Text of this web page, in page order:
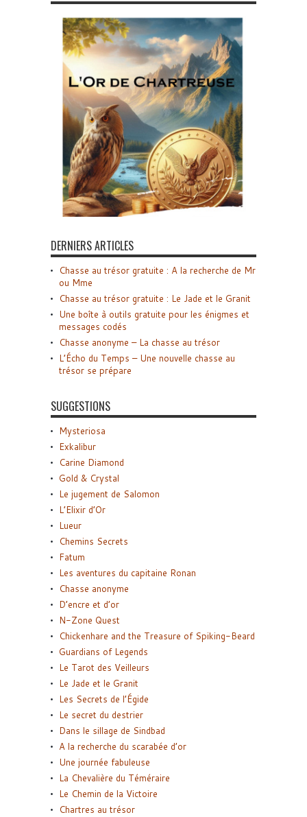
DERNIERS ARTICLES
Chasse au trésor gratuite : A la recherche de Mr
ou Mme
Chasse au trésor gratuite : Le Jade et le Granit
Une boîte à outils gratuite pour les énigmes et
messages codés
Chasse anonyme – La chasse au trésor
L’Écho du Temps – Une nouvelle chasse au
trésor se prépare
SUGGESTIONS
Mysteriosa
Exkalibur
Carine Diamond
Gold & Crystal
Le jugement de Salomon
L’Elixir d’Or
Lueur
Chemins Secrets
Fatum
Les aventures du capitaine Ronan
Chasse anonyme
D’encre et d’or
N-Zone Quest
Chickenhare and the Treasure of Spiking-Beard
Guardians of Legends
Le Tarot des Veilleurs
Le Jade et le Granit
Les Secrets de l’Égide
Le secret du destrier
Dans le sillage de Sindbad
A la recherche du scarabée d’or
Une journée fabuleuse
La Chevalière du Téméraire
Le Chemin de la Victoire
Chartres au trésor